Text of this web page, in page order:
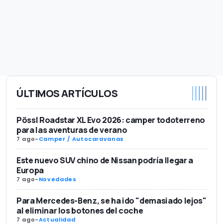
ÚLTIMOS ARTÍCULOS
Pössl Roadstar XL Evo 2026: camper todoterreno
para las aventuras de verano
7 ago-Camper / Autocaravanas
Este nuevo SUV chino de Nissan podría llegar a
Europa
7 ago-Novedades
Para Mercedes-Benz, se ha ido "demasiado lejos"
al eliminar los botones del coche
7 ago-Actualidad